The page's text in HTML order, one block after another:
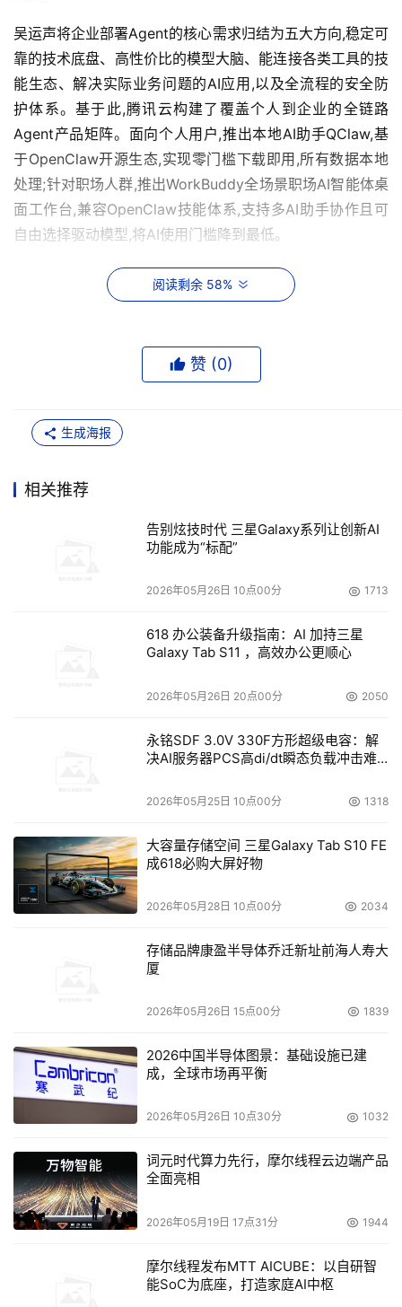
吴运声将企业部署Agent的核心需求归结为五大方向,稳定可
靠的技术底盘、高性价比的模型大脑、能连接各类工具的技
能生态、解决实际业务问题的AI应用,以及全流程的安全防
护体系。基于此,腾讯云构建了覆盖个人到企业的全链路
Agent产品矩阵。面向个人用户,推出本地AI助手QClaw,基
于OpenClaw开源生态,实现零门槛下载即用,所有数据本地
处理;针对职场人群,推出WorkBuddy全场景职场AI智能体桌
面工作台,兼容OpenClaw技能体系,支持多AI助手协作且可
自由选择驱动模型,将AI使用门槛降到最低。
在企业核心业务场景,腾讯乐享知识库从问答型升级为应用
型知识库,可自动完成内容质量检查并输出报告,还能结合产
Agent 2.0能主动跟踪市场变化、发现潜在机会,自主完成营
销活动的创意生成、渠道安排与效果追踪,让营销人员聚焦
步发布营销云海外版,针对海外主流生态完成专属优化,助力
在这些场景应用之外,很多人也希望在自己的企业内,规模
化、安全地引入智能体,这面临的是更基础的工程和管理问
题:如何快速给几百个员工部署?如何保证安全、成本可控?
的产品协同,实现了企业级Agent开发部署的完整闭环。
一端,是面向每一位员工的AI使用入口:ClawPro。它提供了
统一的AI入口,员工开箱即用,通过微信、企业微信等熟悉的
工具,对话即能触达智能体,快速部署安装、无需学习;另一端,
平台ADP,可以借助这一平台,快速安全构建智能体、管理丰
富的Skills生态,一次搭建、配置完成,即可发布给全员使用。
二者形成高效的数据回流机制,员工在ClawPro的使用数据
越用越强。
针对企业多智能体管理需求,腾讯云ADP还推出Agent
Portal,它能为员工提供统一的智能体入口,员工只要讲出需
现跨智能体的协同和群体记忆管理,让多个AI能像团队一样
审计。从全局状态到单次调用,全程可视、可追溯、可管
合规要求。
“ADP为企业与开发者团队提供智能体全生命周期管理能力,
支持多范式开发引擎,让企业能像开发软件一样开发运营迭
代智能体。”吴运声表示。另外,他还特别介绍一个特色功
能:ADP知识库问答Skill化。这意味着,企业花大力气在ADP
上建设的知识库,比如产品手册、规章制度、案例库,无需任
何额外开发,就能直接被ClawPro调用。
为支撑智能体高效运行,此次腾讯云还将MaaS平台升级为
TokenHub大模型服务平台,集成自研混元大模型与主流开源
阅读剩余 58%
赞 (0)
生成海报
相关推荐
告别炫技时代 三星Galaxy系列让创新AI
功能成为“标配”
2026年05月26日 10点00分 1713
618 办公装备升级指南：AI 加持三星
Galaxy Tab S11 ，高效办公更顺心
2026年05月26日 20点00分 2050
永铭SDF 3.0V 330F方形超级电容：解
决AI服务器PCS高di/dt瞬态负载冲击难
2026年05月25日 10点00分 1318
大容量存储空间 三星Galaxy Tab S10 FE
成618必购大屏好物
2026年05月28日 10点00分 2034
存储品牌康盈半导体乔迁新址前海人寿大
厦
2026年05月26日 15点00分 1839
2026中国半导体图景：基础设施已建
成，全球市场再平衡
2026年05月26日 10点30分 1032
词元时代算力先行，摩尔线程云边端产品
全面亮相
2026年05月19日 17点31分 1944
摩尔线程发布MTT AICUBE：以自研智
能SoC为底座，打造家庭AI中枢